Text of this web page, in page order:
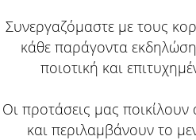
Συνεργαζόμαστε με τους
κάθε παράγοντα
ποιοτική και
Οι προτάσεις μας
και περιλαμβάνουν το